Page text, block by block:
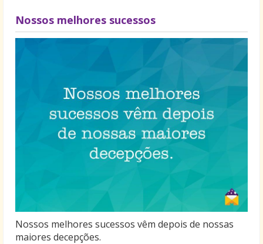
Nossos melhores sucessos
Nossos melhores sucessos vêm depois de nossas
maiores decepções.